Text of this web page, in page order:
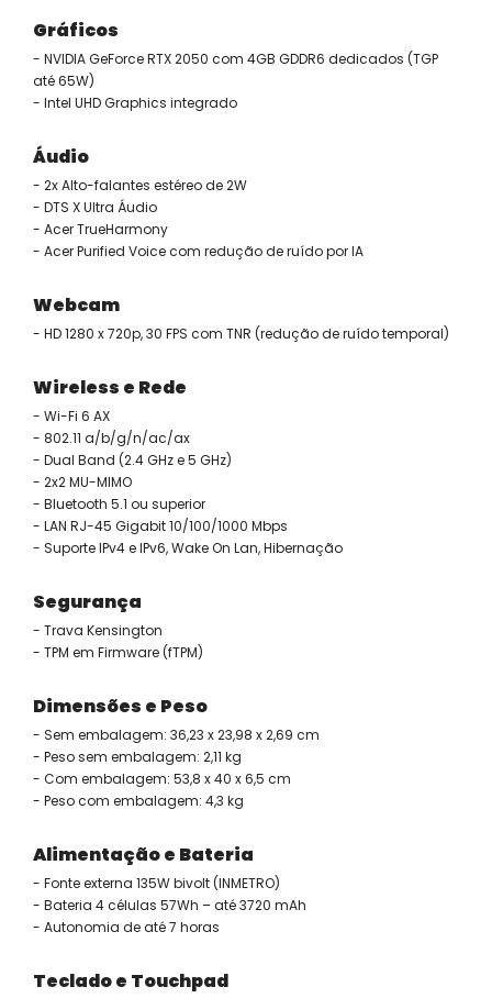
Gráficos
- NVIDIA GeForce RTX 2050 com 4GB GDDR6 dedicados (TGP
até 65W)
- Intel UHD Graphics integrado
Áudio
- 2x Alto-falantes estéreo de 2W
- DTS X Ultra Áudio
- Acer TrueHarmony
- Acer Purified Voice com redução de ruído por IA
Webcam
- HD 1280 x 720p, 30 FPS com TNR (redução de ruído temporal)
Wireless e Rede
- Wi-Fi 6 AX
- 802.11 a/b/g/n/ac/ax
- Dual Band (2.4 GHz e 5 GHz)
- 2x2 MU-MIMO
- Bluetooth 5.1 ou superior
- LAN RJ-45 Gigabit 10/100/1000 Mbps
- Suporte IPv4 e IPv6, Wake On Lan, Hibernação
Segurança
- Trava Kensington
- TPM em Firmware (fTPM)
Dimensões e Peso
- Sem embalagem: 36,23 x 23,98 x 2,69 cm
- Peso sem embalagem: 2,11 kg
- Com embalagem: 53,8 x 40 x 6,5 cm
- Peso com embalagem: 4,3 kg
Alimentação e Bateria
- Fonte externa 135W bivolt (INMETRO)
- Bateria 4 células 57Wh – até 3720 mAh
- Autonomia de até 7 horas
Teclado e Touchpad